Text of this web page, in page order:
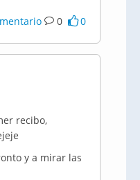
0 0
recibo,
y a mirar las